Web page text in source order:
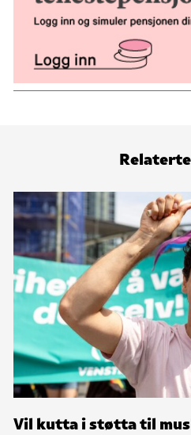
Vil kutta i støtta til